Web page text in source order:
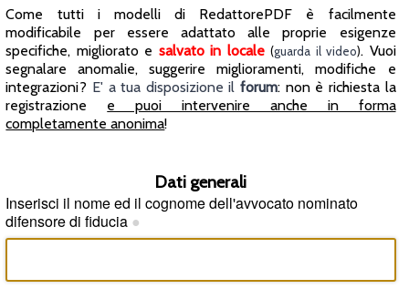
Come tutti i modelli di RedattorePDF è facilmente
modificabile per essere adattato alle proprie esigenze
specifiche, migliorato e salvato in locale (guarda il video). Vuoi
segnalare anomalie, suggerire miglioramenti, modifiche e
integrazioni? E' a tua disposizione ilforum: non è richiesta la
registrazione e puoi intervenire anche in forma
completamente anonima!
Dati generali
Inserisci il nome ed il cognome dell'avvocato nominato
difensore di fiducia ●